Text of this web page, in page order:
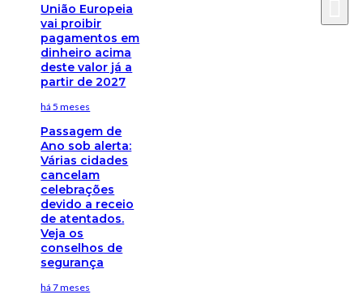
União Europeia
vai proibir
pagamentos em
dinheiro acima
deste valor já a
partir de 2027
há 5 meses
Passagem de
Ano sob alerta:
Várias cidades
cancelam
celebrações
devido a receio
de atentados.
Veja os
conselhos de
segurança
há 7 meses